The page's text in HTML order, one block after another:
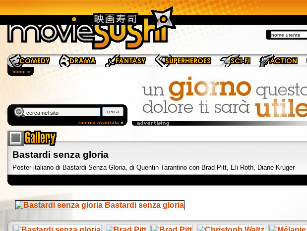
home »
Bastardi senza gloria
Poster italiano di Bastardi Senza Gloria, di Quentin Tarantino con Brad Pitt, Eli Roth, Diane Kruger
ricerca avanzata »